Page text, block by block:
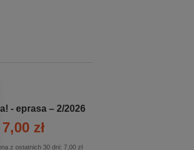
- eprasa – 2/2026
7,00 zł
z ostatnich 30 dni: 7,00 zł